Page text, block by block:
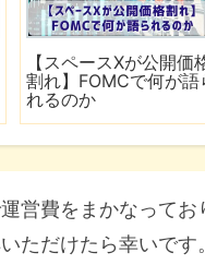
【スペースXが公開価
割れ】FOMCで何が語
れるのか
営費をまかなって
ただけたら幸いです